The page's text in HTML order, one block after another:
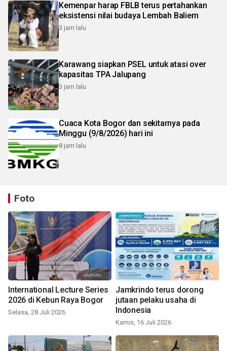
Kemenpar harap FBLB terus pertahankan
eksistensi nilai budaya Lembah Baliem
3 jam lalu
Karawang siapkan PSEL untuk atasi over
kapasitas TPA Jalupang
3 jam lalu
Cuaca Kota Bogor dan sekitarnya pada
Minggu (9/8/2026) hari ini
8 jam lalu
Foto
International Lecture Series
2026 di Kebun Raya Bogor
Selasa, 28 Juli 2026
Jamkrindo terus dorong
jutaan pelaku usaha di
Indonesia
Kamis, 16 Juli 2026